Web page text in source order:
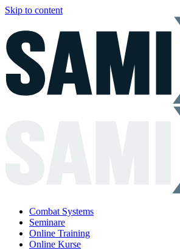
Skip to content
Combat Systems
Seminare
Online Training
Online Kurse